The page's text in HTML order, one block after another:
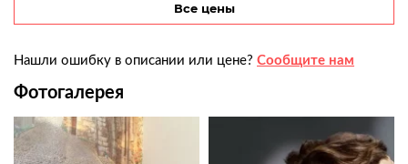
Все цены
Нашли ошибку в описании или цене? Сообщите нам
Фотогалерея